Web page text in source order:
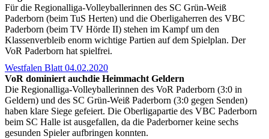
Für die Regionalliga-Volleyballerinnen des SC Grün-Weiß
Paderborn (beim TuS Herten) und die Oberligaherren des VBC
Paderborn (beim TV Hörde II) stehen im Kampf um den
Klassenverbleib enorm wichtige Partien auf dem Spielplan. Der
VoR Paderborn hat spielfrei.
Westfalen Blatt 04.02.2020
VoR dominiert auchdie Heimmacht Geldern
Die Regionalliga-Volleyballerinnen des VoR Paderborn (3:0 in
Geldern) und des SC Grün-Weiß Paderborn (3:0 gegen Senden)
haben klare Siege gefeiert. Die Oberligapartie des VBC Paderborn
beim SC Halle ist ausgefallen, da die Paderborner keine sechs
gesunden Spieler aufbringen konnten.